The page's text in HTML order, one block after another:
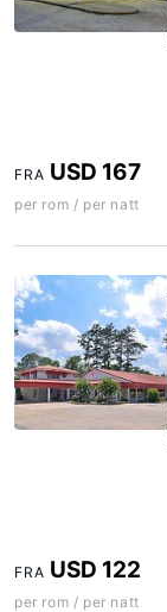
FRA USD 167
per rom / per natt
FRA USD 122
per rom / per natt